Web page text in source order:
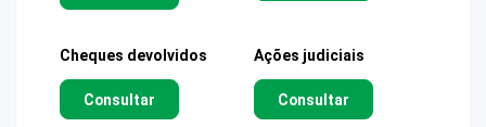
Cheques devolvidos
Consultar
Ações judiciais
Consultar